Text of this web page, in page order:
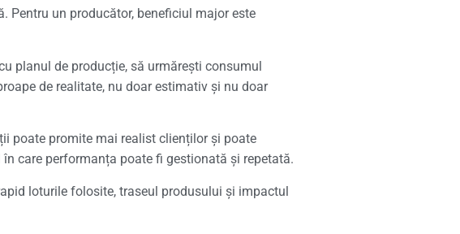
Pentru un producător, beneficiul major este
planul de producție, să urmărești consumul
de realitate, nu doar estimativ și nu doar
poate promite mai realist clienților și poate
care performanța poate fi gestionată și repetată.
loturile folosite, traseul produsului și impactul